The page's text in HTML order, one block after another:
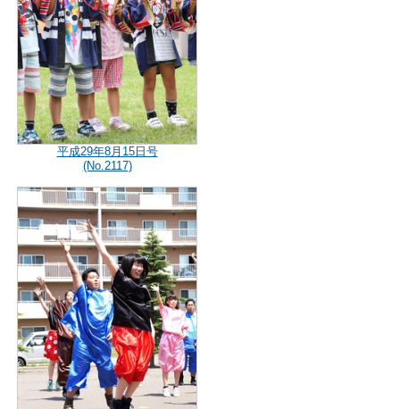
平成29年8月15日号
(No.2117)